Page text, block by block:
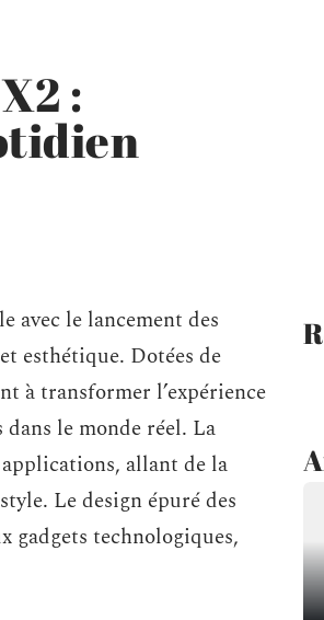
:
avec le lancement des
esthétique. Dotées de
à transformer l’expérience
le monde réel. La
allant de la
Le design épuré des
gadgets technologiques,